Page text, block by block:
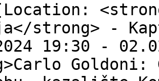
strong> -
19:30 -